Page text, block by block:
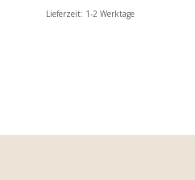
Lieferzeit: 1-2 Werktage